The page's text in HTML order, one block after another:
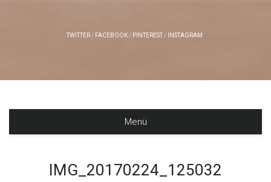
TWITTER FACEBOOK PINTEREST INSTAGRAM
Menü
IMG_20170224_125032